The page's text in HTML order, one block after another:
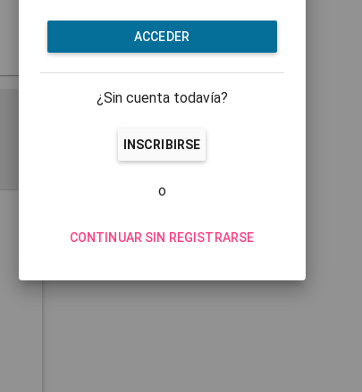
ACCEDER
¿Sin cuenta todavía?
INSCRIBIRSE
o
CONTINUAR SIN REGISTRARSE